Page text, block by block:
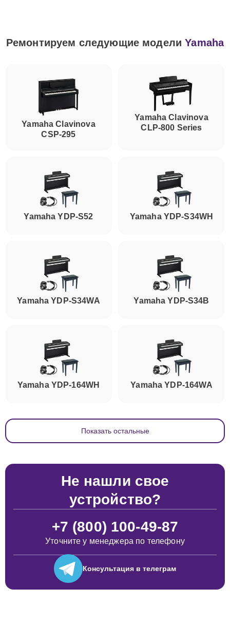
Ремонтируем следующие моделиYamaha
Yamaha Clavinova
CSP-295
Yamaha Clavinova
CLP-800 Series
Yamaha YDP-S52 Yamaha YDP-S34WH
Yamaha YDP-S34WA Yamaha YDP-S34B
Yamaha YDP-164WH Yamaha YDP-164WA
Показать остальные
Не нашли свое
устройство?
+7 (800) 100-49-87
Уточните у менеджера по телефону
Консультация в телеграм